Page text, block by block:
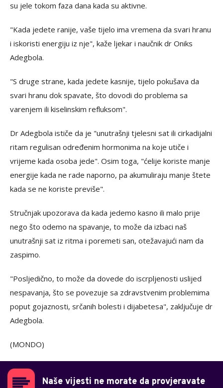
su jele tokom faza dana kada su aktivne.
"Kada jedete ranije, vaše tijelo ima vremena da svari hranu
i iskoristi energiju iz nje", kaže ljekar i naučnik dr Oniks
Adegbola.
"S druge strane, kada jedete kasnije, tijelo pokušava da
svari hranu dok spavate, što dovodi do problema sa
varenjem ili kiselinskim refluksom".
Dr Adegbola ističe da je "unutrašnji tjelesni sat ili cirkadijalni
ritam regulisan određenim hormonima na koje utiče i
vrijeme kada osoba jede". Osim toga, "ćelije koriste manje
energije kada ne rade naporno, pa akumuliraju manje štete
kada se ne koriste previše".
Stručnjak upozorava da kada jedemo kasno ili malo prije
nego što odemo na spavanje, to može da izbaci naš
unutrašnji sat iz ritma i poremeti san, otežavajući nam da
zaspimo.
"Posljedično, to može da dovede do iscrpljenosti uslijed
nespavanja, što se povezuje sa zdravstvenim problemima
poput gojaznosti, srčanih bolesti i dijabetesa", zaključuje dr
Adegbola.
(MONDO)
Naše vijesti ne morate da provjeravate